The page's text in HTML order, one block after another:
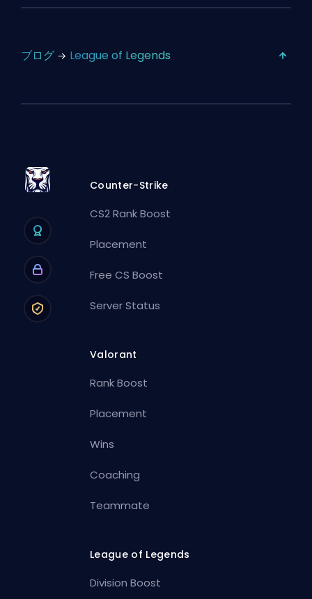
ブログ League of Legends
Counter-Strike
CS2 Rank Boost
Placement
Free CS Boost
Server Status
Valorant
Rank Boost
Placement
Wins
Coaching
Teammate
League of Legends
Division Boost